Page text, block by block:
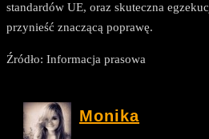
standardów UE, oraz skuteczna
przynieść znaczącą poprawę.
Źródło: Informacja prasowa
Monika